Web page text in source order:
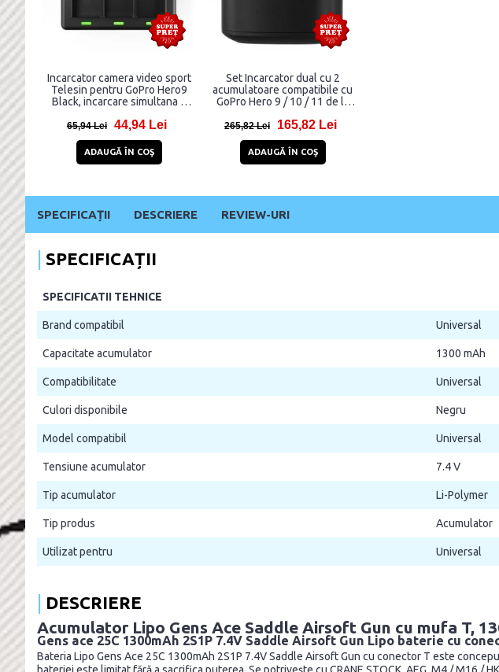
Incarcator camera video sport
Telesin pentru GoPro Hero9
Black, incarcare simultana 3
65,94 Lei 44,94 Lei
ADAUGĂ ÎN COŞ
Set Incarcator dual cu 2
acumulatoare compatibile cu
GoPro Hero 9 / 10 / 11 de la
mAh, incarcare rapida
265,82 Lei 165,82 Lei
ADAUGĂ ÎN COŞ
SPECIFICAȚII DESCRIERE REVIEW-URI
SPECIFICAȚII
SPECIFICATII TEHNICE
Brand compatibil Universal
Capacitate acumulator 1300 mAh
Compatibilitate Universal
Culori disponibile Negru
Model compatibil Universal
Tensiune acumulator 7.4 V
Tip acumulator Li-Polymer
Tip produs Acumulator
Utilizat pentru Universal
DESCRIERE
Acumulator Lipo Gens Ace Saddle Airsoft Gun cu mufa T,
Gens ace 25C 1300mAh 2S1P 7.4V Saddle Airsoft Gun Lipo baterie cu
Bateria Lipo Gens Ace 25C 1300mAh 2S1P 7.4V Saddle Airsoft Gun cu conector T este
bateriei este limitat fără a sacrifica puterea. Se potrivește cu CRANE STOCK, AEG, M4 / M16 /